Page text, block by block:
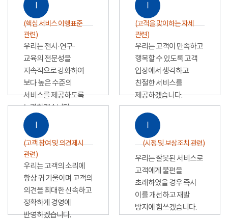
Ⅰ
(핵심 서비스 이행표준
관련)
우리는 전시·연구·
교육의 전문성을
지속적으로 강화하여
보다 높은 수준의
서비스를 제공하도록
노력하겠습니다.
Ⅰ
(고객을 맞이하는 자세
관련)
우리는 고객이 만족하고
행복할 수 있도록 고객
입장에서 생각하고
친절한 서비스를
제공하겠습니다.
Ⅰ
(고객 참여 및 의견제시
관련)
우리는 고객의 소리에
항상 귀 기울이며 고객의
의견을 최대한 신속하고
정확하게 경영에
반영하겠습니다.
Ⅰ
(시정 및 보상조치 관련)
우리는 잘못된 서비스로
고객에게 불편을
초래하였을 경우 즉시
이를 개선하고 재발
방지에 힘쓰겠습니다.